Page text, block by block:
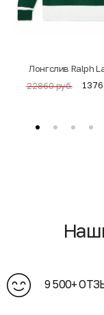
Лонгслив Ralph
22860 руб.
9 500+